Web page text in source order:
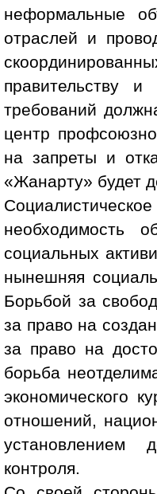
неформальные
отраслей и
правительству
требований
центр
на запреты и
«Жанарту» будет
необходимость
социальных
нынешняя
Борьбой за
за право на
за право на
борьба
экономического
отношений,
установлением
контроля.